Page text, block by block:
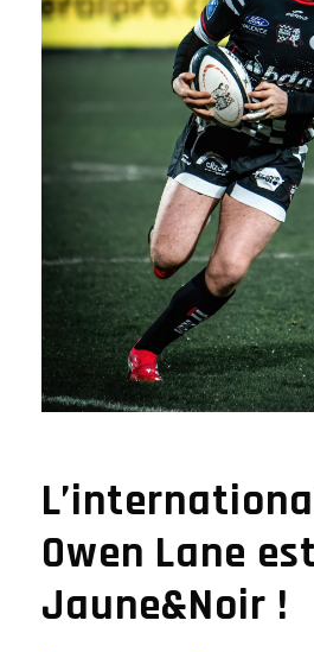
Owen Lane est
Jaune&Noir !